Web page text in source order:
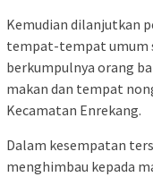
Kemudian dilanjutkan
tempat-tempat umum
berkumpulnya orang
makan dan tempat
Kecamatan Enrekang.
Dalam kesempatan
menghimbau kepada